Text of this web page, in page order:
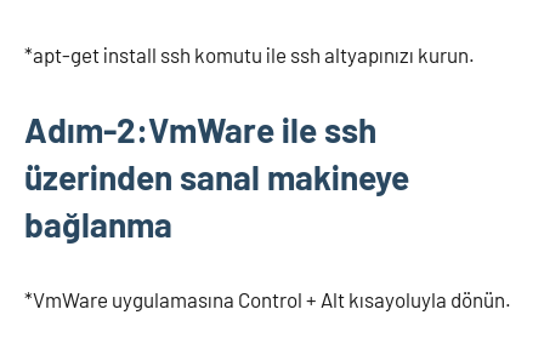
*apt-get install ssh komutu ile ssh altyapınızı kurun.
Adım-2:VmWare ile ssh
üzerinden sanal makineye
bağlanma
*VmWare uygulamasına Control + Alt kısayoluyla dönün.